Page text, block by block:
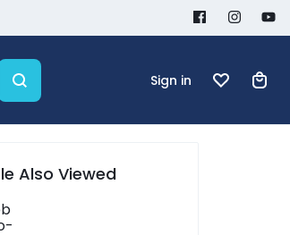
Sign in
Also Viewed